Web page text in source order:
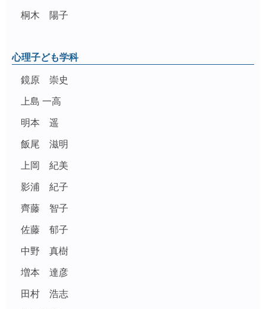
桐木 陽子
心理子ども学科
鏡原 崇史
上島 一高
明本 遥
飯尾 滋明
上岡 紀美
影浦 紀子
齊藤 智子
佐藤 郁子
中野 真樹
増本 達彦
田村 浩志